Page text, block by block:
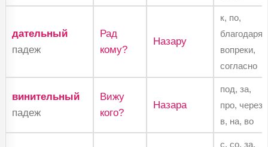
дательный
падеж
Рад
кому?
Назару
к, по,
благодаря,
вопреки,
согласно
винительный
падеж
Вижу
кого?
Назара
под, за,
про, через,
в, на, во
с, со, за,